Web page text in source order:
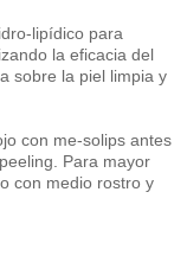
lipídico para
la eficacia del
sobre la piel limpia y
con me-solips antes
Para mayor
con medio rostro y